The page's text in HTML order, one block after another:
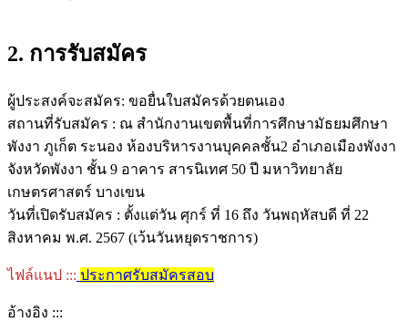
2. การรับสมัคร
ผู้ประสงค์จะสมัคร: ขอยื่นใบสมัครด้วยตนเอง
สถานที่รับสมัคร : ณ สำนักงานเขตพื้นที่การศึกษามัธยมศึกษา
พังงา ภูเก็ต ระนอง ห้องบริหารงานบุคคลชั้น2 อำเภอเมืองพังงา
จังหวัดพังงา ชั้น 9 อาคาร สารนิเทศ 50 ปี มหาวิทยาลัย
เกษตรศาสตร์ บางเขน
วันที่เปิดรับสมัคร : ตั้งแต่วัน ศุกร์ ที่ 16 ถึง วันพฤหัสบดี ที่ 22
สิงหาคม พ.ศ. 2567 (เว้นวันหยุดราชการ)
ไฟล์แนป ::: ประกาศรับสมัครสอบ
อ้างอิง :::